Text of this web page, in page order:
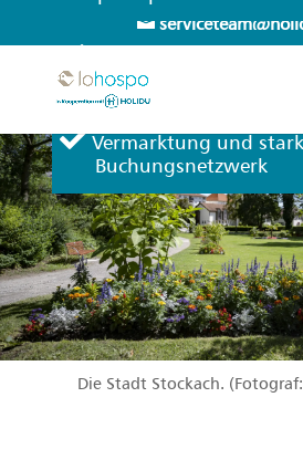
Erreichbarkeit Mo-Sa
Vermarktung und
Buchungsnetzwerk
Die Stadt Stockach.